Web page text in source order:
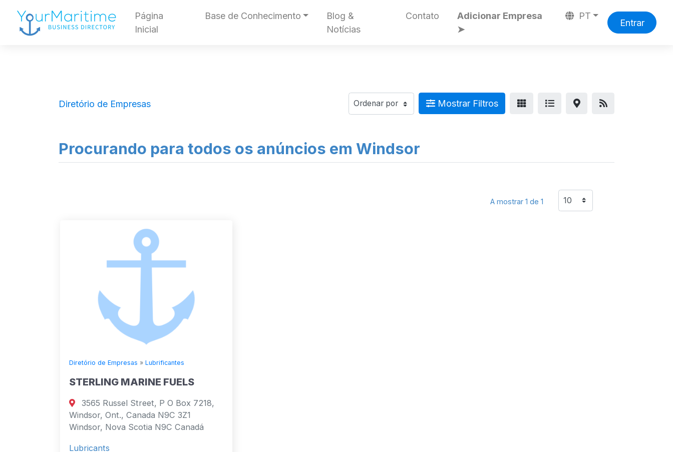
Página
Inicial
Base de Conhecimento
Blog &
Notícias
Contato
Adicionar Empresa
➤
PT
Entrar
Diretório de Empresas Mostrar Filtros
Procurando para todos os anúncios em Windsor
A mostrar 1 de 1
Diretório de Empresas » Lubrificantes
STERLING MARINE FUELS
3565 Russel Street, P O Box 7218,
Windsor, Ont., Canada N9C 3Z1
Windsor, Nova Scotia N9C Canadá
Lubricants